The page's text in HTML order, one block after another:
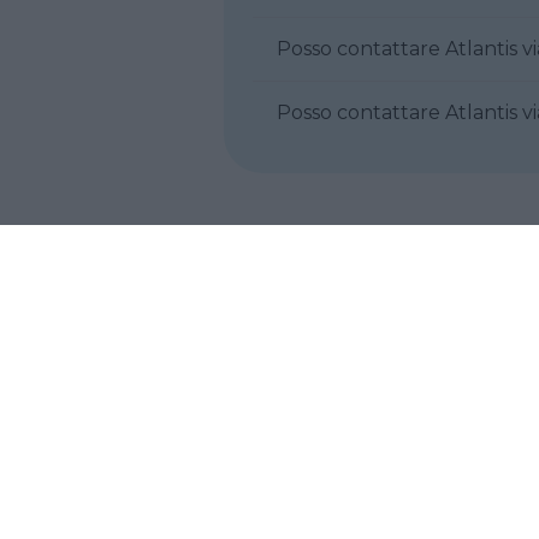
Posso contattare
Posso contattare